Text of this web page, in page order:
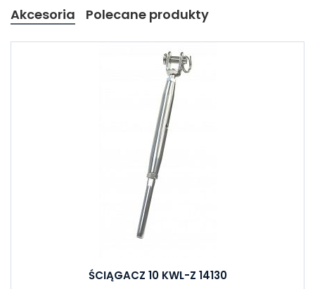
Akcesoria Polecane produkty
ŚCIĄGACZ 10 KWL-Z 14130